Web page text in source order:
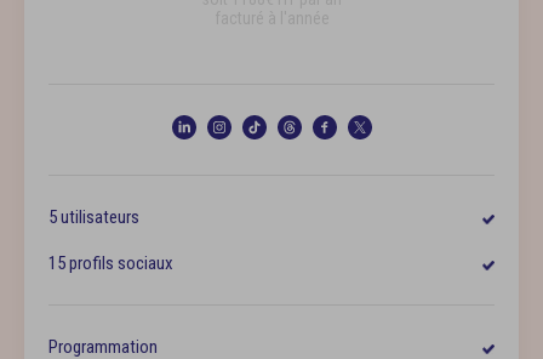
5 utilisateurs
15 profils sociaux
Programmation